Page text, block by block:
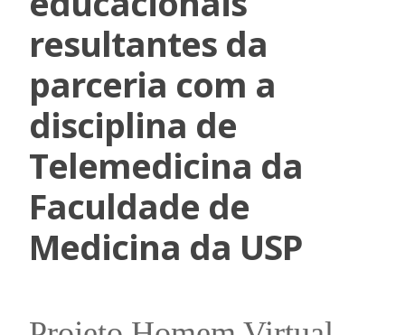
resultantes da
parceria com a
disciplina de
Telemedicina da
Faculdade de
Medicina da USP